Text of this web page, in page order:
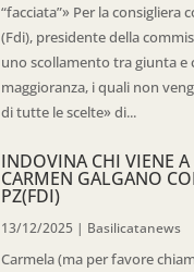
“facciata”» Per la consigliera
(Fdi), presidente della
uno scollamento tra giunta e
maggioranza, i quali non
di tutte le scelte» di...
INDOVINA CHI VIENE A
CARMEN GALGANO
PZ(FDI)
13/12/2025 | Basilicatanews
Carmela (ma per favore